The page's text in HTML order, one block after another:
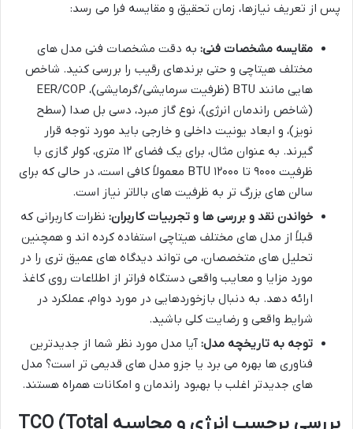
پس از تعریف نیازها، زمان تحقیق و مقایسه فرا می رسد:
مقایسه مشخصات فنی: به دقت مشخصات فنی مدل های
مختلف هیتاچی و حتی برندهای رقیب را بررسی کنید. شاخص
هایی مانند BTU (ظرفیت سرمایشی/گرمایشی)، EER/COP
(شاخص راندمان انرژی)، نوع گاز مبرد، دسی بل صدا (سطح
نویز)، و ابعاد یونیت داخلی و خارجی باید مورد توجه قرار
گیرند. به عنوان مثال، برای یک فضای ۱۲ متری، کولر گازی با
ظرفیت ۹۰۰۰ تا ۱۲۰۰۰ BTU معمولاً کافی است، در حالی که برای
سالن های بزرگ تر به ظرفیت های بالاتر نیاز است.
خواندن نقد و بررسی ها و تجربیات کاربران: نظرات کاربرانی که
قبلاً از مدل های مختلف هیتاچی استفاده کرده اند و همچنین
تحلیل های متخصصان، می تواند دیدگاه های عمیق تری را در
مورد مزایا و معایب واقعی دستگاه فراتر از اطلاعات روی کاغذ
ارائه دهد. به دنبال بازخوردهایی در مورد دوام، عملکرد در
شرایط واقعی و رضایت کلی باشید.
توجه به تاریخچه مدل: آیا مدل مورد نظر شما از جدیدترین
فناوری ها بهره می برد یا جزو مدل های قدیمی تر است؟ مدل
های جدیدتر اغلب با بهبود راندمان و امکانات همراه هستند.
بررسی برچسب انرژی و محاسبه TCO (Total